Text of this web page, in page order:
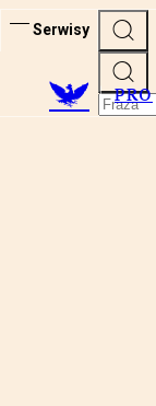
Serwisy
PRO